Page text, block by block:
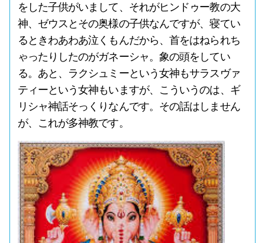
をした子供がいまして、それがヒンドゥー教の大
神、ゼウスとその奥様の子供なんですが、寝てい
るときわあわあ泣くもんだから、首をはねられち
ゃったりしたのがガネーシャ。象の頭をしてい
る。あと、ラクシュミーという女神もサラスヴァ
ティーという女神もいますが、こういうのは、ギ
リシャ神話そっくりなんです。その話はしません
が、これが多神教です。